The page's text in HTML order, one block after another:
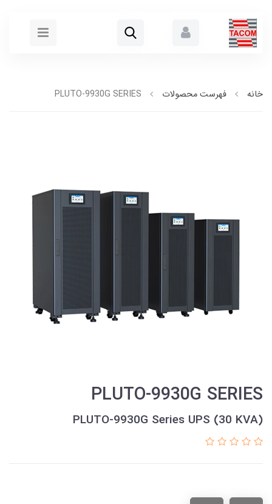
خانه فهرست محصولات PLUTO-9930G SERIES
PLUTO-9930G SERIES
PLUTO-9930G Series UPS (30 KVA)